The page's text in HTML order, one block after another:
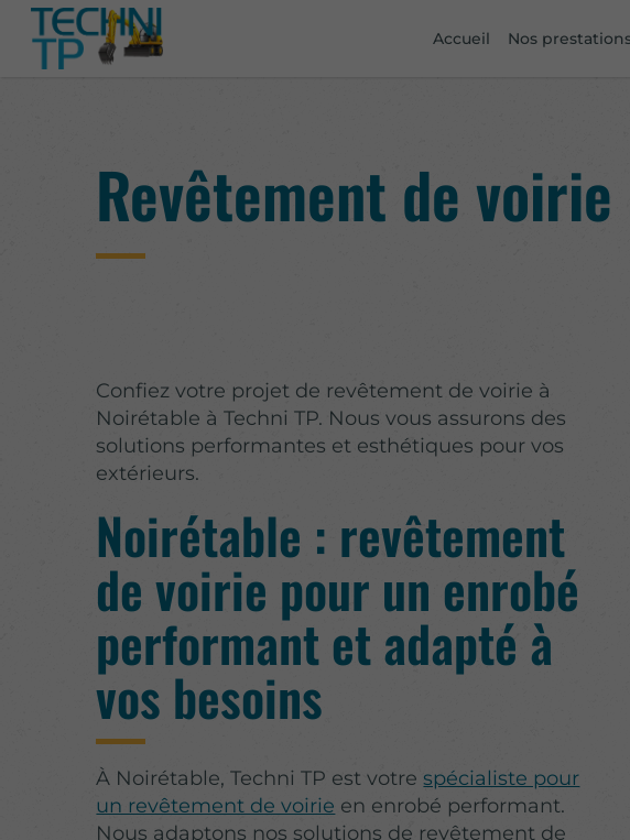
Accueil Nos
Revêtement de
Confiez votre projet de revêtement de voirie à
Noirétable à Techni TP. Nous vous assurons des
solutions performantes et esthétiques pour vos
extérieurs.
Noirétable : revêtement
de voirie pour un enrobé
performant et adapté à
vos besoins
À Noirétable, Techni TP est votrespécialiste pour
un revêtement de voirie en enrobé performant.
Nous adaptons nos solutions de revêtement de